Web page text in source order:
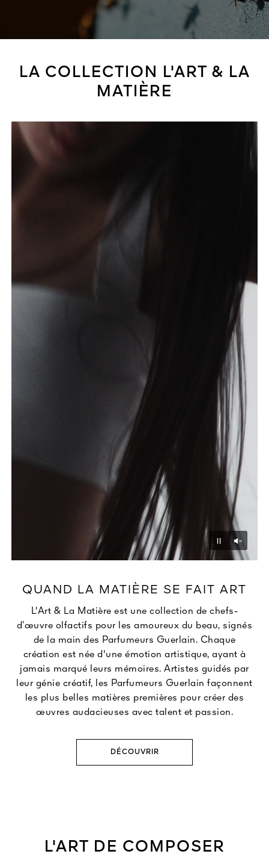
LA COLLECTION L'ART & LA
MATIÈRE
Pause
QUAND LA MATIÈRE SE FAIT ART
L'Art & La Matière est une collection de chefs-
d’œuvre olfactifs pour les amoureux du beau, signés
de la main des Parfumeurs Guerlain. Chaque
création est née d'une émotion artistique, ayant à
jamais marqué leurs mémoires. Artistes guidés par
leur génie créatif, les Parfumeurs Guerlain façonnent
les plus belles matières premières pour créer des
œuvres audacieuses avec talent et passion.
DÉCOUVRIR
L'ART DE COMPOSER